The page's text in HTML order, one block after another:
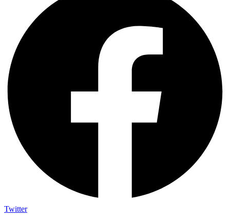
Twitter